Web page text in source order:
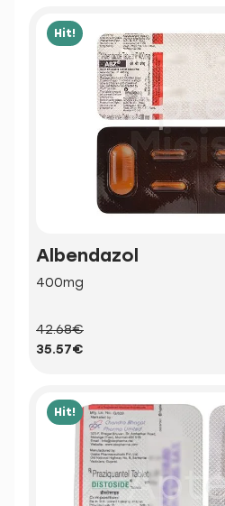
Hit!
Albendazol
400mg
42.68€
35.57€
Hit!